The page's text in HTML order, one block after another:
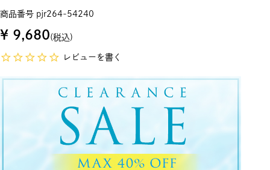
商品番号 pjr264-54240
¥ 9,680 税込
レビューを書く